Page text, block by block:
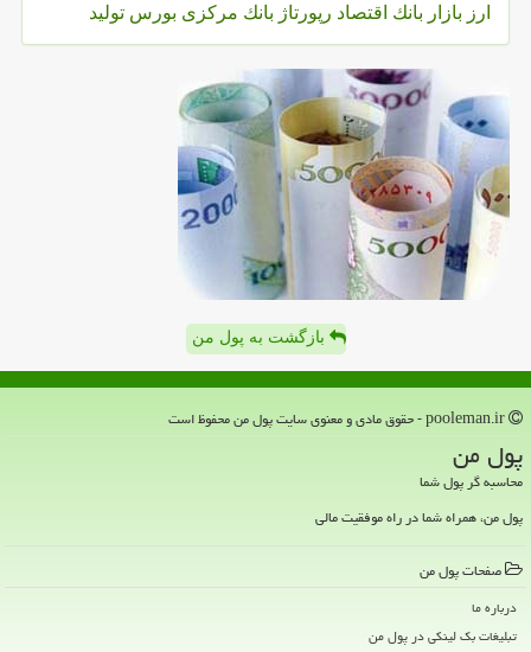
ارز بازار بانك اقتصاد رپورتاژ بانك مركزی بورس تولید
بازگشت به پول من
پول من
محاسبه گر پول شما
پول من، همراه شما در راه موفقیت مالی
صفحات پول من
درباره ما
تبلیغات بک لینکی در پول من